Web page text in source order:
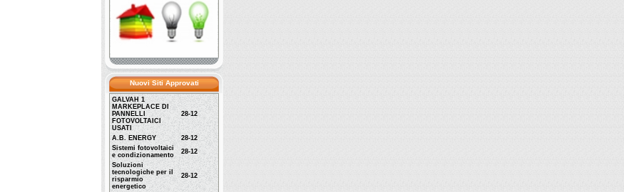
Nuovi Siti Approvati
GALVAH 1
MARKEPLACE DI
PANNELLI
FOTOVOLTAICI
USATI
28-12
A.B. ENERGY
28-12
Sistemi fotovoltaici
e condizionamento
28-12
Soluzioni
tecnologiche per il
risparmio
energetico
28-12